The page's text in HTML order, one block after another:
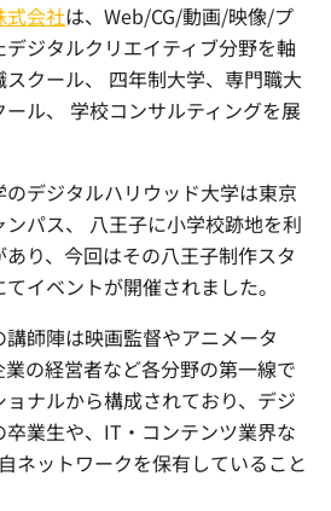
式会社は、Web/CG/動画/映像/プ
ジタルクリエイティブ分野を軸
クール、 四年制大学、専門職大
ル、 学校コンサルティングを展
デジタルハリウッド大学は東京
パス、 八王子に小学校跡地を利
り、今回はその八王子制作スタ
イベントが開催されました。
師陣は映画監督やアニメータ
の経営者など各分野の第一線で
ナルから構成されており、デジ
業生や、IT・コンテンツ業界な
ネットワークを保有していること